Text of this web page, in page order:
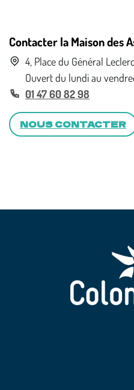
Contacter la Maison des
4, Place du Général Leclerc
Ouvert du lundi au
01 47 60 82 98
NOUS CONTACTER